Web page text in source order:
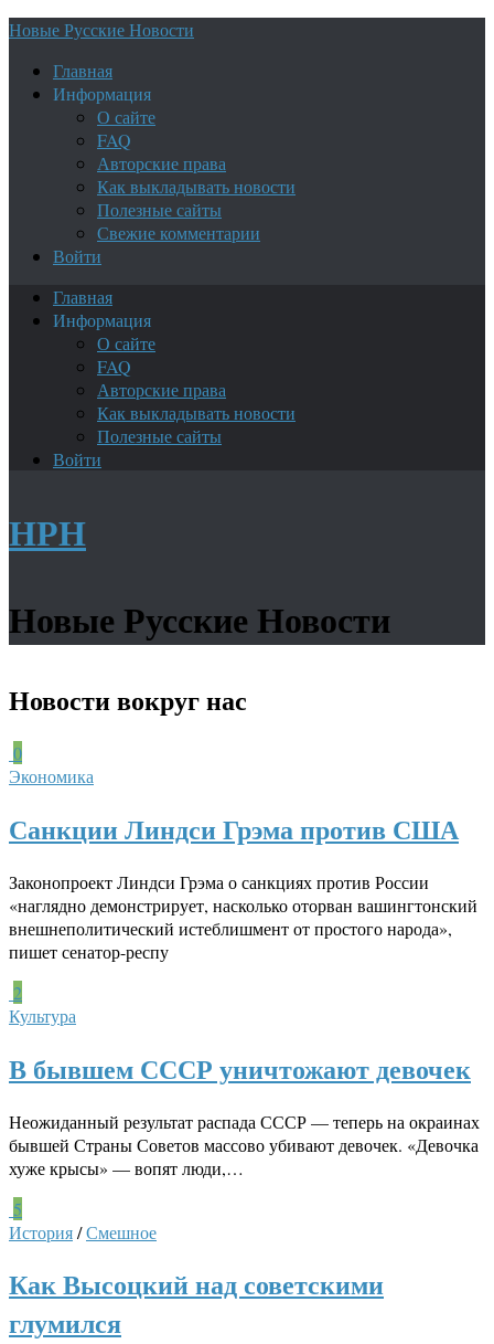
Новые Русские Новости
Главная
Информация
О сайте
FAQ
Авторские права
Как выкладывать новости
Полезные сайты
Свежие комментарии
Войти
Главная
Информация
О сайте
FAQ
Авторские права
Как выкладывать новости
Полезные сайты
Войти
НРН
Новые Русские Новости
Новостивокруг нас
0
Экономика
Санкции Линдси Грэма против США
Законопроект Линдси Грэма о санкциях против России
«наглядно демонстрирует, насколько оторван вашингтонский
внешнеполитический истеблишмент от простого народа»,
пишет сенатор-респу
2
Культура
В бывшем СССР уничтожают девочек
Неожиданный результат распада СССР — теперь на окраинах
бывшей Страны Советов массово убивают девочек. «Девочка
хуже крысы» — вопят люди,…
5
История/Смешное
Как Высоцкий над советскими
глумился